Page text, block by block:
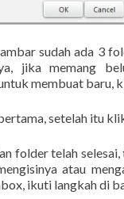
sudah ada 3
jika memang
membuat baru,
setelah itu
folder telah
atau
ikuti langkah di